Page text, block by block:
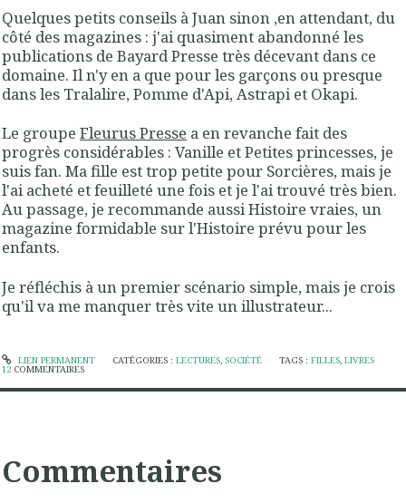
Quelques petits conseils à Juan sinon ,en attendant, du
côté des magazines : j'ai quasiment abandonné les
publications de Bayard Presse très décevant dans ce
domaine. Il n'y en a que pour les garçons ou presque
dans les Tralalire, Pomme d'Api, Astrapi et Okapi.
Le groupe Fleurus Presse a en revanche fait des
progrès considérables : Vanille et Petites princesses, je
suis fan. Ma fille est trop petite pour Sorcières, mais je
l'ai acheté et feuilleté une fois et je l'ai trouvé très bien.
Au passage, je recommande aussi Histoire vraies, un
magazine formidable sur l'Histoire prévu pour les
enfants.
Je réfléchis à un premier scénario simple, mais je crois
qu'il va me manquer très vite un illustrateur...
LIEN PERMANENT CATÉGORIES : LECTURES, SOCIÉTÉ TAGS :FILLES,LIVRES
12 COMMENTAIRES
Commentaires